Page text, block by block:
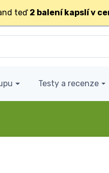
teď 2 balení kapslí v
Testy a recenze